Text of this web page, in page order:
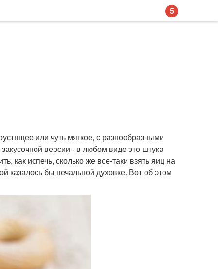
или чуть мягкое, с разнообразными
версии - в любом виде это штука
как испечь, сколько же все-таки взять яиц на
казалось бы печальной духовке. Вот об этом
5